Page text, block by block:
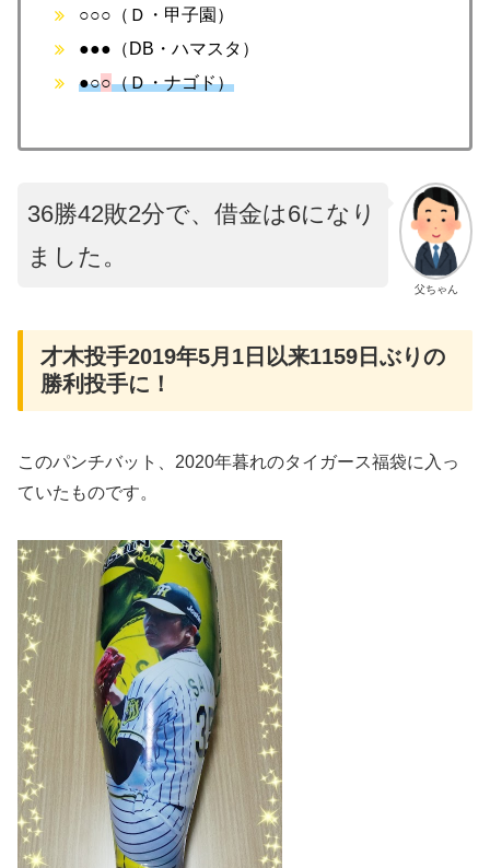
○○○（Ｄ・甲子園）
●●●（DB・ハマスタ）
●○○（Ｄ・ナゴド）
父ちゃん
36勝42敗2分で、借金は6になり
ました。
才木投手2019年5月1日以来1159日ぶりの
勝利投手に！
このパンチバット、2020年暮れのタイガース福袋に入っ
ていたものです。